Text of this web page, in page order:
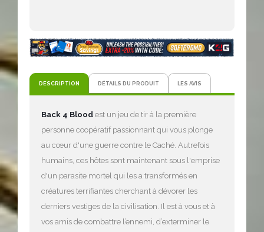
DESCRIPTION DÉTAILS DU PRODUIT LES AVIS
Back 4 Blood est un jeu de tir à la première
personne coopératif passionnant qui vous plonge
au cœur d'une guerre contre le Caché. Autrefois
humains, ces hôtes sont maintenant sous l'emprise
d'un parasite mortel qui les a transformés en
créatures terrifiantes cherchant à dévorer les
derniers vestiges de la civilisation. Il est à vous et à
vos amis de combattre l’ennemi, d’exterminer le